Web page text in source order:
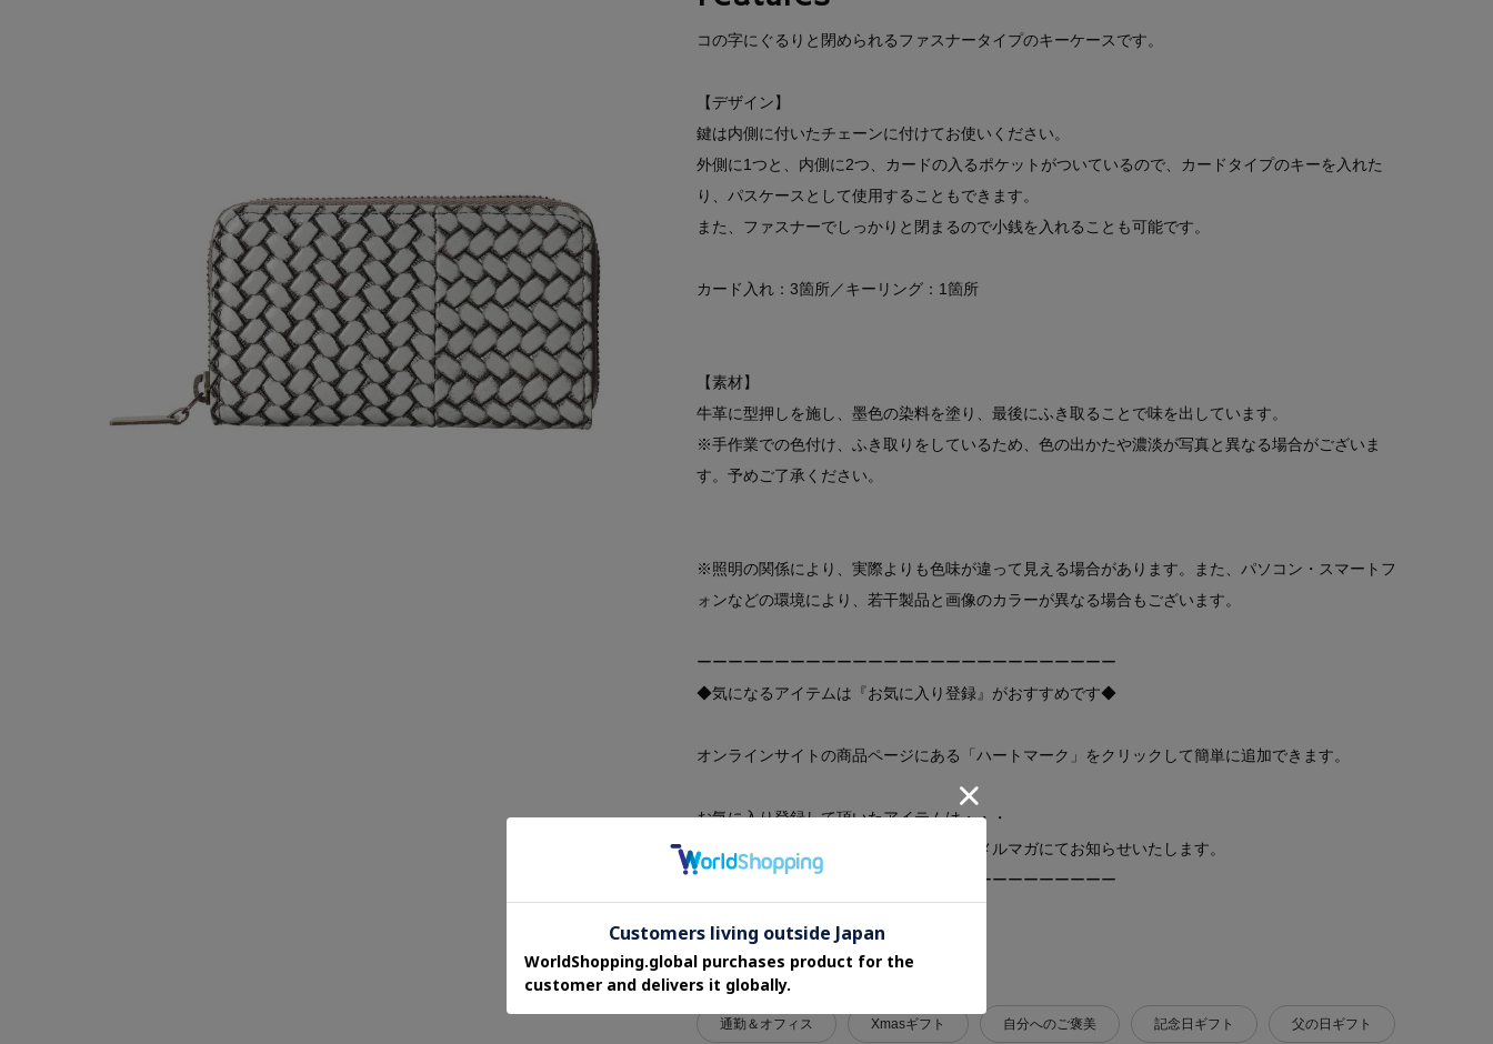
コの字にぐるりと閉められるファスナータイプのキーケースです。
【デザイン】
鍵は内側に付いたチェーンに付けてお使いください。
外側に1つと、内側に2つ、カードの入るポケットがついているので、カードタイプのキーを入れた
り、パスケースとして使用することもできます。
また、ファスナーでしっかりと閉まるので小銭を入れることも可能です。
カード入れ：3箇所／キーリング：1箇所
【素材】
牛革に型押しを施し、墨色の染料を塗り、最後にふき取ることで味を出しています。
※手作業での色付け、ふき取りをしているため、色の出かたや濃淡が写真と異なる場合がございま
す。予めご了承ください。
※照明の関係により、実際よりも色味が違って見える場合があります。また、パソコン・スマートフ
ォンなどの環境により、若干製品と画像のカラーが異なる場合もございます。
ーーーーーーーーーーーーーーーーーーーーーーーーーーー
◆気になるアイテムは『お気に入り登録』がおすすめです◆
オンラインサイトの商品ページにある「ハートマーク」をクリックして簡単に追加できます。
お気に入り登録して頂いたアイテムは・・・
再入荷通知や、値下げ情報・在庫状況をメルマガにてお知らせいたします。
ーーーーーーーーーーーーーーーーーーーーーーーーーーー
関連タグ
通勤＆オフィス Xmasギフト 自分へのご褒美 記念日ギフト 父の日ギフト